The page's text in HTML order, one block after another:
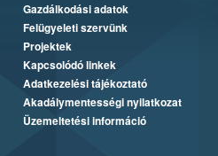
Gazdálkodási adatok
Felügyeleti szervünk
Projektek
Kapcsolódó linkek
Adatkezelési tájékoztató
Akadálymentességi nyilatkozat
Üzemeltetési információ